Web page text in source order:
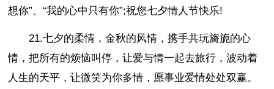
想你”、“我的心中只有你”;祝您七夕情人节快乐!
21.七夕的柔情，金秋的风情，携手共玩旖旎的心
情，把所有的烦恼叫停，让爱与情一起去旅行，波动着
人生的天平，让微笑为你多情，愿事业爱情处处双赢。